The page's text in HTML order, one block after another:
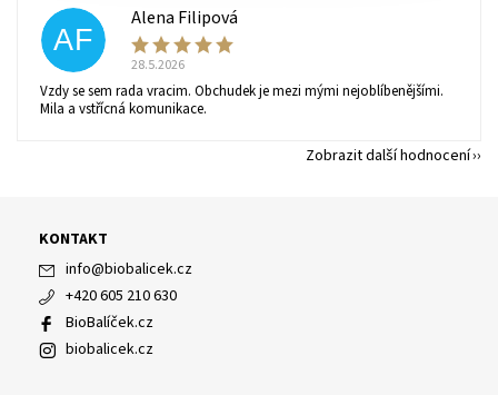
AF
Alena Filipová
28.5.2026
Vzdy se sem rada vracim. Obchudek je mezi mými nejoblíbenějšími.
Mila a vstřícná komunikace.
Zobrazit další hodnocení
KONTAKT
info@biobalicek.cz
+420 605 210 630
BioBalíček.cz
biobalicek.cz